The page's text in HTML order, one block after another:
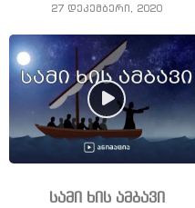
27 დეკემბერი, 2020
სამი ხის ამბავი